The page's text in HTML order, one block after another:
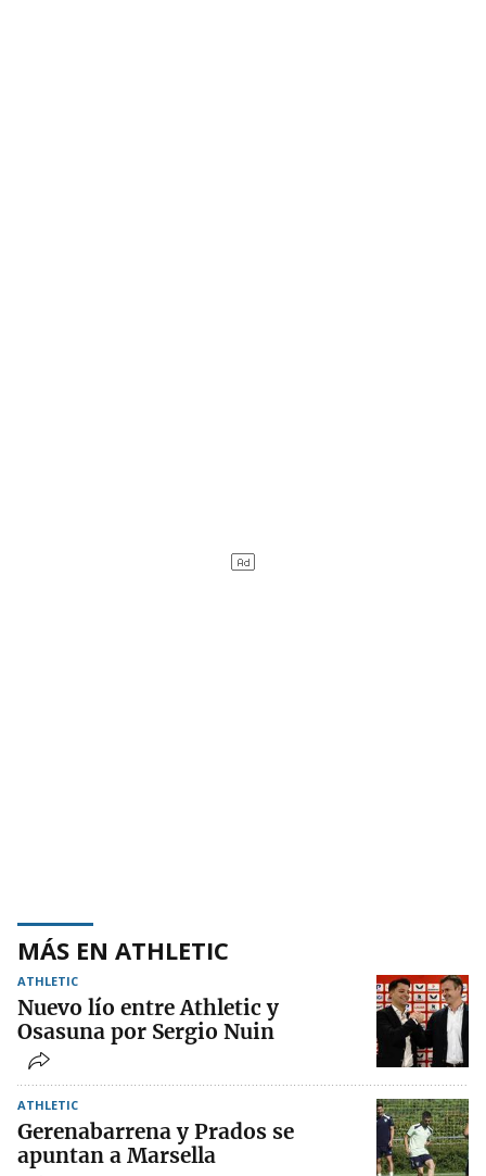
MÁS EN ATHLETIC
ATHLETIC
Nuevo lío entre Athletic y
Osasuna por Sergio Nuin
ATHLETIC
Gerenabarrena y Prados se
apuntan a Marsella